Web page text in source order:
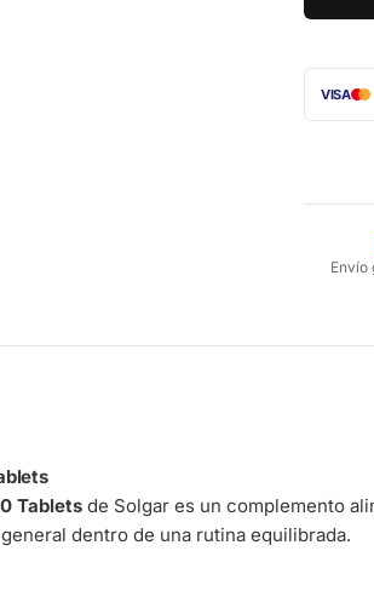
VISA
Envío
Tablets de Solgar es un complemento
dentro de una rutina equilibrada.